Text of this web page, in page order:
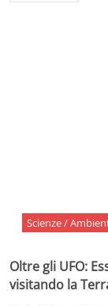
Scienze /
Oltre gli UFO:
visitando la